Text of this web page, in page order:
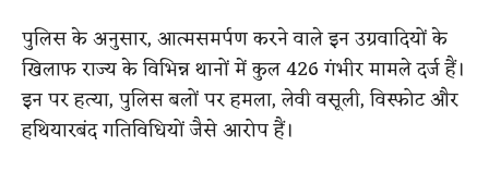
पुलिस के अनुसार, आत्मसमर्पण करने वाले इन उग्रवादियों के
खिलाफ राज्य के विभिन्न थानों में कुल 426 गंभीर मामले दर्ज हैं।
इन पर हत्या, पुलिस बलों पर हमला, लेवी वसूली, विस्फोट और
हथियारबंद गतिविधियों जैसे आरोप हैं।